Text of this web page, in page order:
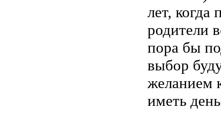
лет, когда
родители
пора бы
выбор
желанием
иметь